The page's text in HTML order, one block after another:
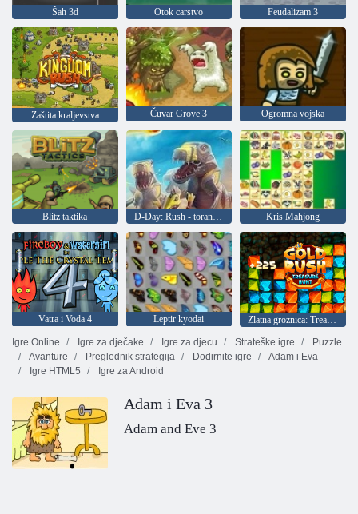
Šah 3d Otok carstvo Feudalizam 3
Zaštita kraljevstva Čuvar Grove 3 Ogromna vojska
Blitz taktika D-Day: Rush - toranj obrana Kris Mahjong
Vatra i Voda 4 Leptir kyodai
Zlatna groznica: Treasure Hunter
Igre Online
Igre za dječake Igre za djecu Strateške igre
Puzzle
Avanture
Preglednik strategija Dodirnite igre
Adam i Eva
Igre HTML5
Igre za Android
Adam i Eva 3
Adam and Eve 3